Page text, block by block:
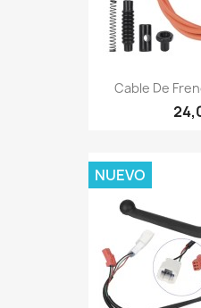
Cable De
NUEVO